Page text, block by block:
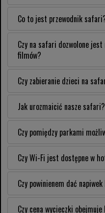
Co to jest przewodnik
Czy na safari dozwolone
filmów?
Czy zabieranie dzieci na
Jak urozmaicić nasze safari?
Czy pomiędzy parkami
Czy Wi-Fi jest dostępne w
Czy powinienem dać
Czy cena wycieczki